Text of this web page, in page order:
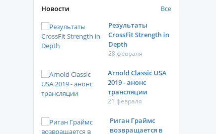
Новости
Все
Результаты
CrossFit Strength in
Depth
28 февраля
Arnold Classic USA
2019 - анонс
трансляции
21 февраля
Риган Граймс
возвращается в